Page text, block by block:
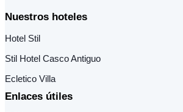
Nuestros hoteles
Hotel Stil
Stil Hotel Casco Antiguo
Ecletico Villa
Enlaces útiles